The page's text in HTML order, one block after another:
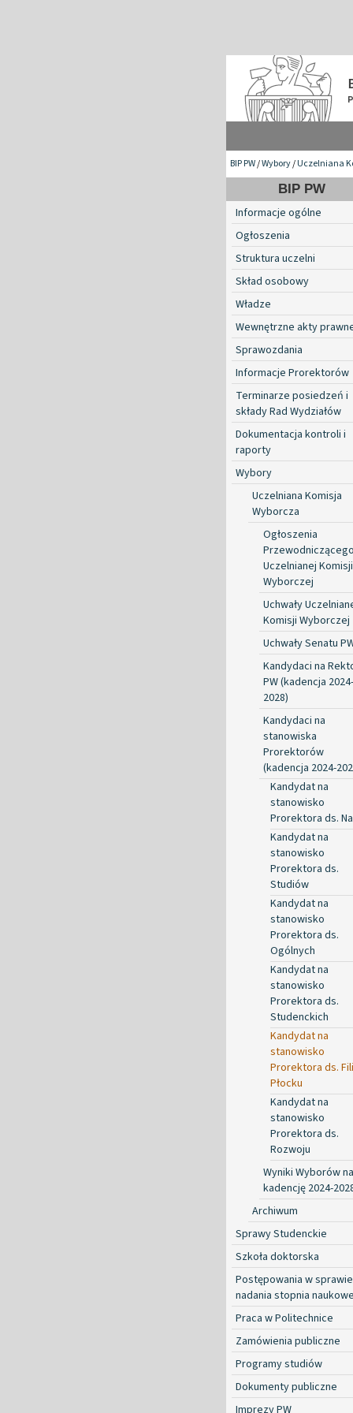
BIP PW/Wybory/Uczelniana
BIP PW
Informacje ogólne
Ogłoszenia
Struktura uczelni
Skład osobowy
Władze
Wewnętrzne akty
Sprawozdania
Informacje Prorektorów
Terminarze posiedzeń i
składy Rad Wydziałów
Dokumentacja kontroli i
raporty
Wybory
Uczelniana Komisja
Wyborcza
Ogłoszenia
Przewodniczącego
Uczelnianej Komisji
Wyborczej
Uchwały
Komisji Wyborczej
Uchwały Senatu
Kandydaci na
PW (kadencja 2024-
2028)
Kandydaci na
stanowiska
Prorektorów
(kadencja 2024-
Kandydat na
stanowisko
Prorektora ds.
Kandydat na
stanowisko
Prorektora ds.
Studiów
Kandydat na
stanowisko
Prorektora ds.
Ogólnych
Kandydat na
stanowisko
Prorektora ds.
Studenckich
Kandydat na
stanowisko
Prorektora ds.
Płocku
Kandydat na
stanowisko
Prorektora ds.
Rozwoju
Wyniki Wyborów na
kadencję 2024-
Archiwum
Sprawy Studenckie
Szkoła doktorska
Postępowania w sprawie
nadania stopnia
Praca w Politechnice
Zamówienia publiczne
Programy studiów
Dokumenty publiczne
Imprezy PW